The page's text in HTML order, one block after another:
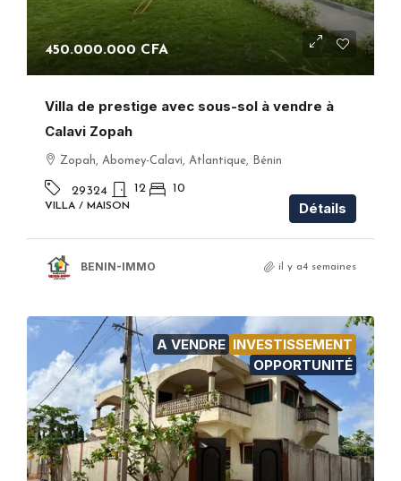
450.000.000 CFA
Villa de prestige avec sous-sol à vendre à
Calavi Zopah
Zopah, Abomey-Calavi, Atlantique, Bénin
29324 12 10
VILLA / MAISON Détails
BENIN-IMMO il y a4 semaines
A VENDRE INVESTISSEMENT
OPPORTUNITÉ